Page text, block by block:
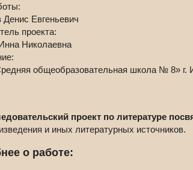
Евгеньевич
проекта:
Николаевна
общеобразовательная школа № 8» г.
проект по литературе
и иных литературных источников.
о работе: